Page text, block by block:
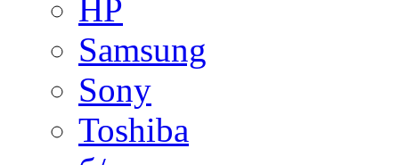
HP
Samsung
Sony
Toshiba